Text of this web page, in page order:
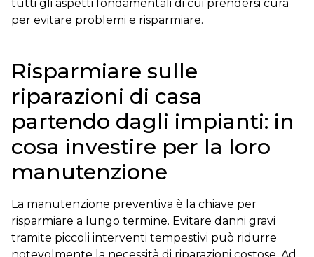
tutti gli aspetti fondamentali di cui prendersi cura
per evitare problemi e risparmiare.
Risparmiare sulle
riparazioni di casa
partendo dagli impianti: in
cosa investire per la loro
manutenzione
La manutenzione preventiva è la chiave per
risparmiare a lungo termine. Evitare danni gravi
tramite piccoli interventi tempestivi può ridurre